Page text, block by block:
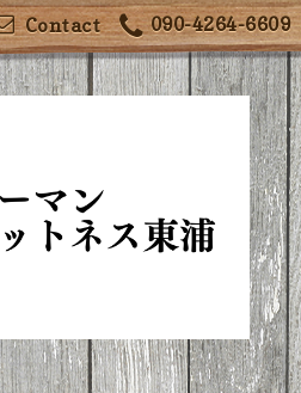
090-4264-6609
Contact